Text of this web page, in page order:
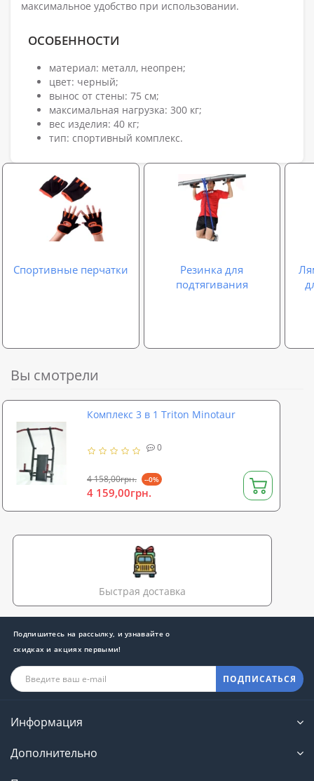
максимальное удобство при использовании.
ОСОБЕННОСТИ
материал: металл, неопрен;
цвет: черный;
вынос от стены: 75 см;
максимальная нагрузка: 300 кг;
вес изделия: 40 кг;
тип: спортивный комплекс.
Спортивные перчатки
Резинка для
подтягивания
Вы смотрели
Комплекс 3 в 1 Triton Minotaur
0
4 158,00грн. --0%
4 159,00грн.
Быстрая доставка
Подпишитесь на рассылку, и узнавайте о
скидках и акциях первыми!
ПОДПИСАТЬСЯ
Информация
Дополнительно